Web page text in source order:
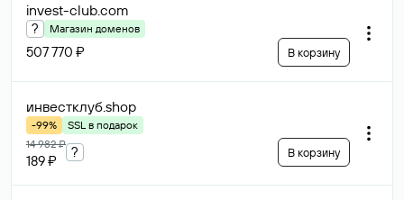
invest-club.com
? Магазин доменов
507 770 ₽ В корзину
инвестклуб.shop
-99%
SSL в подарок
14 982 ₽
189 ₽
? В корзину